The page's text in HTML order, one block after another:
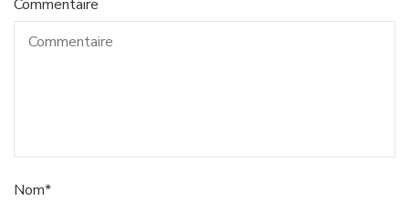
Commentaire
Nom*